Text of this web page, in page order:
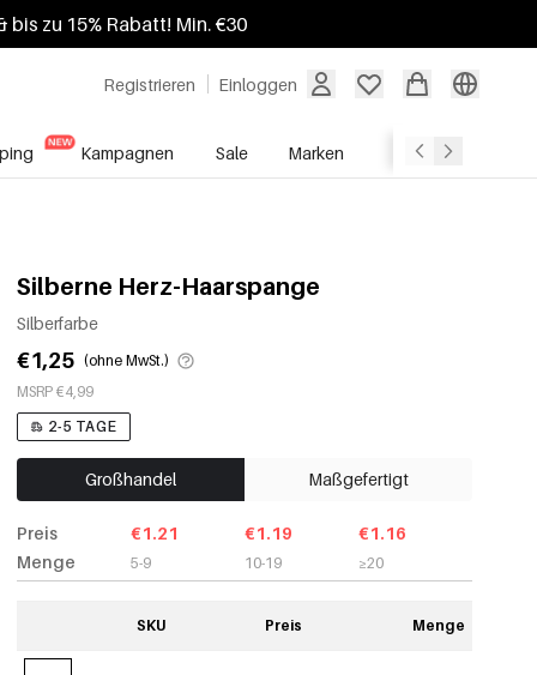
bis zu 15% Rabatt! Min. €30
Registrieren Einloggen
Kampagnen Sale Marken
Silberne Herz-Haarspange
Silberfarbe
€1,25 (ohne MwSt.)
MSRP €4,99
2-5 TAGE
Großhandel Maßgefertigt
Preis
Menge
€1.21
5-9
€1.19
10-19
€1.16
≥20
SKU Preis Menge